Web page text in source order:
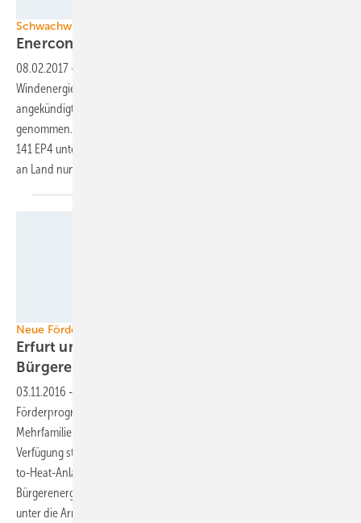
Schwachwind-Turbinen
Enercon nimmt erste E-141 in
08.02.2017 -
Windenergieanlagen, Enercon, hat den Prototyp seiner
angekündigten neuen Riesen-Binnenlandanlage erfolgreich in Betrieb
genommen. Mit einem Rotordurchmesser von 141 Metern ist die E-
141 EP4 unter den bisher installierten Turbinentypen für Windparks
an Land nun die Anlage mit den längsten
Neue Förderung in Thüringen
Erfurt unterstützt Mieterstrom und
Bürgerenergieprojekte
03.11.2016 -
Förderprogramm zum Bau von Photovotlaikanlagen auf Dächern von
Mehrfamilienhäusern aufgelegt. Der Strom muss den Mietern zur
Verfügung stehen. Außerdem fördert Erfurt Solastromanlagen, Power-
to-Heat-Anlagen, Stromspeicher und greift
Bürgerenergiegenossenschaften im Rahmen der Ausschreibungen
unter dieArme.